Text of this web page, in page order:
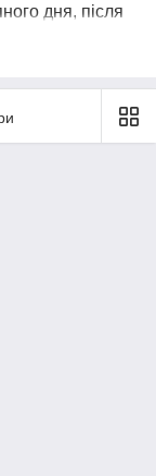
дня, після
а якщо є